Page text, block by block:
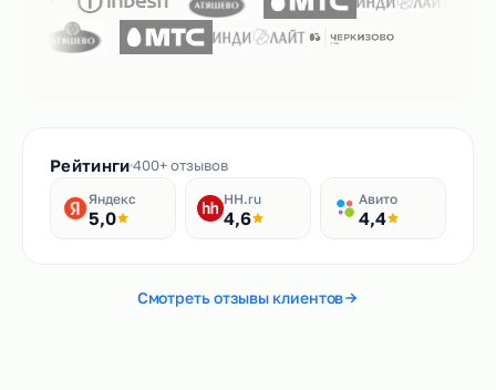
Рейтинги400+ отзывов
Яндекс
5,0
HH.ru
4,6
Авито
4,4
Смотреть отзывы клиентов